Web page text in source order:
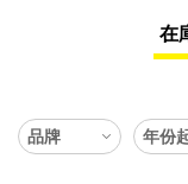
星期四
星期五
在